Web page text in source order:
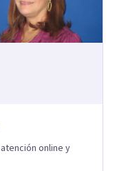
online y